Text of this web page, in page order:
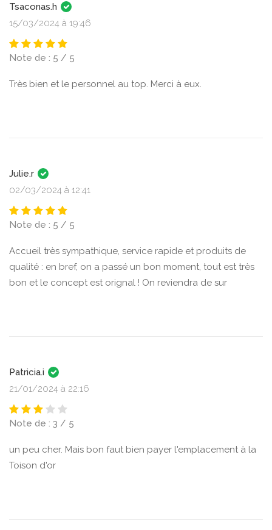
Tsaconas.h
15/03/2024 à 19:46
Note de : 5 / 5
Très bien et le personnel au top. Merci à eux.
Julie.r
02/03/2024 à 12:41
Note de : 5 / 5
Accueil très sympathique, service rapide et produits de
qualité : en bref, on a passé un bon moment, tout est très
bon et le concept est orignal ! On reviendra de sur
Patricia.i
21/01/2024 à 22:16
Note de : 3 / 5
un peu cher. Mais bon faut bien payer l'emplacement à la
Toison d'or